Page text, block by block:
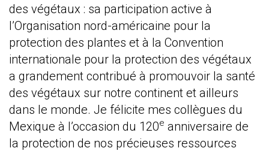
des végétaux : sa participation active à
l’Organisation nord-américaine pour la
protection des plantes et à la Convention
internationale pour la protection des végétaux
a grandement contribué à promouvoir la santé
des végétaux sur notre continent et ailleurs
dans le monde. Je félicite mes collègues du
Mexique à l’occasion du 120e anniversaire de
la protection de nos précieuses ressources